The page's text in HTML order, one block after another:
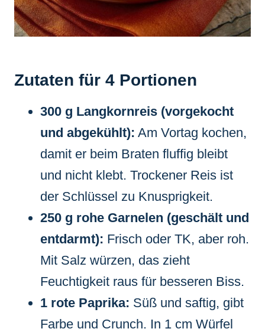
Zutaten für 4 Portionen
300 g Langkornreis (vorgekocht
und abgekühlt): Am Vortag kochen,
damit er beim Braten fluffig bleibt
und nicht klebt. Trockener Reis ist
der Schlüssel zu Knusprigkeit.
250 g rohe Garnelen (geschält und
entdarmt): Frisch oder TK, aber roh.
Mit Salz würzen, das zieht
Feuchtigkeit raus für besseren Biss.
1 rote Paprika: Süß und saftig, gibt
Farbe und Crunch. In 1 cm Würfel